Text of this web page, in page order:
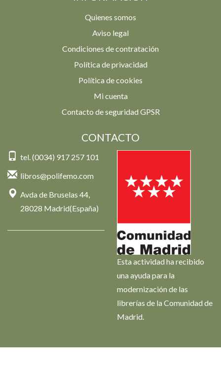
Quienes somos
Aviso legal
Condiciones de contratación
Política de privacidad
Política de cookies
Mi cuenta
Contacto de seguridad GPSR
CONTACTO
tel. (0034) 917 257 101
libros@polifemo.com
Avda de Bruselas 44,
28028 Madrid(España)
Esta actividad ha recibido
una ayuda para la
modernización de las
librerías de la Comunidad de
Madrid.